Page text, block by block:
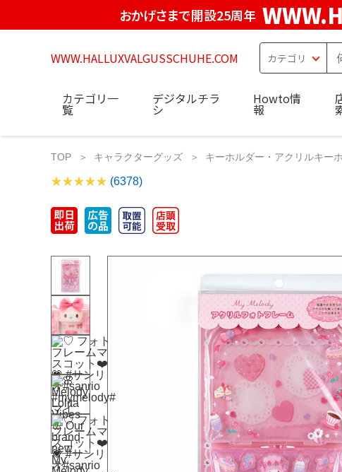
おかげさまで開設25周年
WWW.HALLUXVALGUSSCHUHE.COM
カテゴリ一
覧
デジタルチラ
シ
Howto情
報
TOP キャラクターグッズ キーホルダー・アクリルキー
(6378)